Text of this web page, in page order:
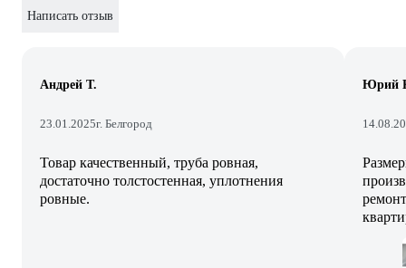
Написать отзыв
Андрей Т.
23.01.2025г. Белгород
Товар качественный, труба ровная,
достаточно толстостенная, уплотнения
ровные.
Юрий